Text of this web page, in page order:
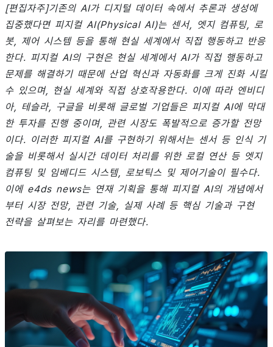
[편집자주]기존의 AI가 디지털 데이터 속에서 추론과 생성에
집중했다면 피지컬 AI(Physical AI)는 센서, 엣지 컴퓨팅, 로
봇, 제어 시스템 등을 통해 현실 세계에서 직접 행동하고 반응
한다. 피지컬 AI의 구현은 현실 세계에서 AI가 직접 행동하고
문제를 해결하기 때문에 산업 혁신과 자동화를 크게 진화 시킬
수 있으며, 현실 세계와 직접 상호작용한다. 이에 따라 엔비디
아, 테슬라, 구글을 비롯해 글로벌 기업들은 피지컬 AI에 막대
한 투자를 진행 중이며, 관련 시장도 폭발적으로 증가할 전망
이다. 이러한 피지컬 AI를 구현하기 위해서는 센서 등 인식 기
술을 비롯해서 실시간 데이터 처리를 위한 로컬 연산 등 엣지
컴퓨팅 및 임베디드 시스템, 로보틱스 및 제어기술이 필수다.
이에 e4ds news는 연재 기획을 통해 피지컬 AI의 개념에서
부터 시장 전망, 관련 기술, 실제 사례 등 핵심 기술과 구현
전략을 살펴보는 자리를 마련했다.